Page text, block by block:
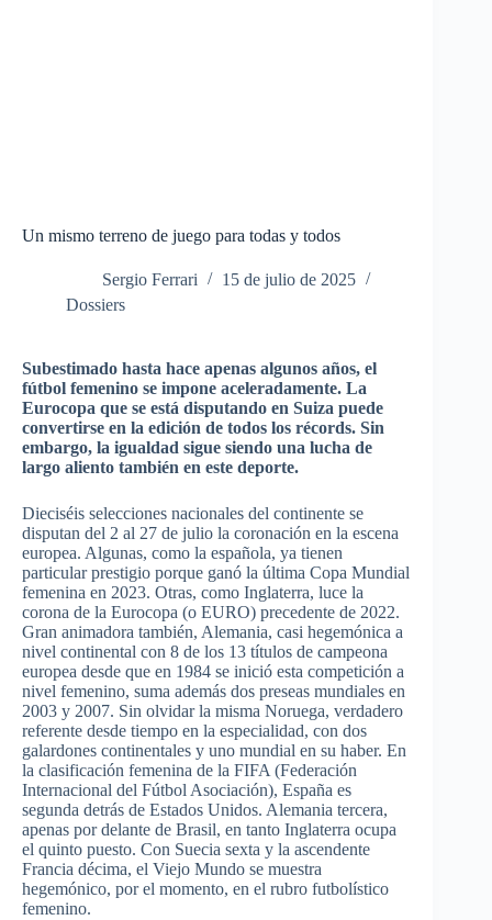
Un mismo terreno de juego para todas y todos
Sergio Ferrari
15 de julio de 2025
Dossiers
Subestimado hasta hace apenas algunos años, el
fútbol femenino se impone aceleradamente. La
Eurocopa que se está disputando en Suiza puede
convertirse en la edición de todos los récords. Sin
embargo, la igualdad sigue siendo una lucha de
largo aliento también en este deporte.
Dieciséis selecciones nacionales del continente se
disputan del 2 al 27 de julio la coronación en la escena
europea. Algunas, como la española, ya tienen
particular prestigio porque ganó la última Copa Mundial
femenina en 2023. Otras, como Inglaterra, luce la
corona de la Eurocopa (o EURO) precedente de 2022.
Gran animadora también, Alemania, casi hegemónica a
nivel continental con 8 de los 13 títulos de campeona
europea desde que en 1984 se inició esta competición a
nivel femenino, suma además dos preseas mundiales en
2003 y 2007. Sin olvidar la misma Noruega, verdadero
referente desde tiempo en la especialidad, con dos
galardones continentales y uno mundial en su haber. En
la clasificación femenina de la FIFA (Federación
Internacional del Fútbol Asociación), España es
segunda detrás de Estados Unidos. Alemania tercera,
apenas por delante de Brasil, en tanto Inglaterra ocupa
el quinto puesto. Con Suecia sexta y la ascendente
Francia décima, el Viejo Mundo se muestra
hegemónico, por el momento, en el rubro futbolístico
femenino.